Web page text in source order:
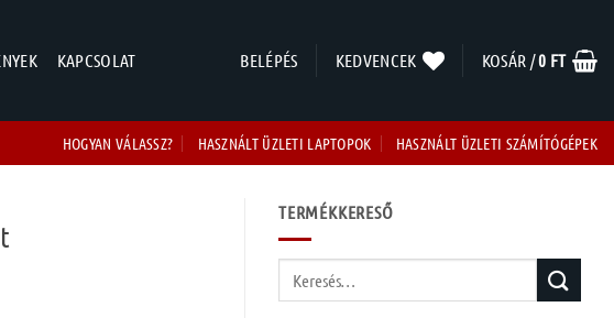
KAPCSOLAT BELÉPÉS KEDVENCEK KOSÁR /0 FT
HOGYAN VÁLASSZ? HASZNÁLT ÜZLETI LAPTOPOK HASZNÁLT ÜZLETI SZÁMÍTÓGÉPEK
TERMÉKKERESŐ